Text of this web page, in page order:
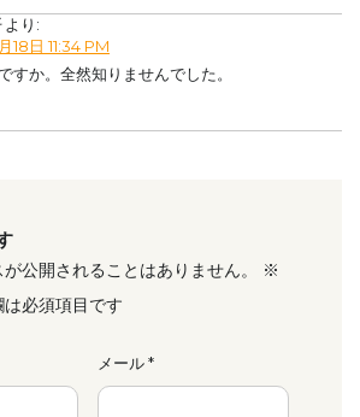
より:
18日 11:34 PM
すか。全然知りませんでした。
公開されることはありません。
※
必須項目です
メール*